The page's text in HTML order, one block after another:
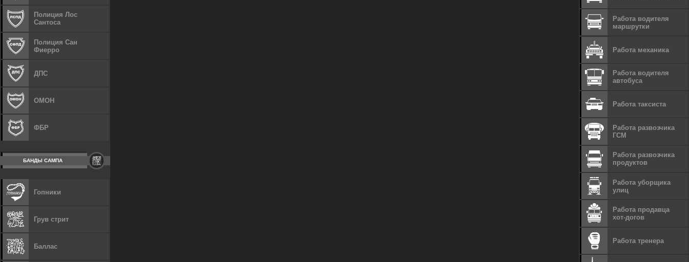
Полиция Лос
Сантоса
Полиция Сан
Фиерро
ДПС
ОМОН
ФБР
БАНДЫ САМПА
Гопники
Грув стрит
Баллас
Работа водителя
маршрутки
Работа механика
Работа водителя
автобуса
Работа таксиста
Работа развозчика
ГСМ
Работа развозчика
продуктов
Работа уборщика
улиц
Работа продавца
хот-догов
Работа тренера